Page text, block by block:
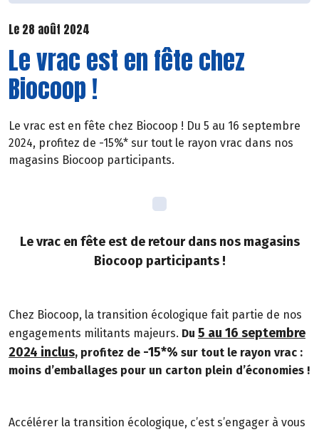
Le 28 août 2024
Le vrac est en fête chez
Biocoop !
Le vrac est en fête chez Biocoop ! Du 5 au 16 septembre
2024, profitez de -15%* sur tout le rayon vrac dans nos
magasins Biocoop participants.
Le vrac en fête est de retour dans nos magasins
Biocoop participants !
Chez Biocoop, la transition écologique fait partie de nos
engagements militants majeurs. Du 5 au 16 septembre
2024 inclus, profitez de -15*% sur tout le rayon vrac :
moins d’emballages pour un carton plein d’économies !
Accélérer la transition écologique, c’est s’engager à vous